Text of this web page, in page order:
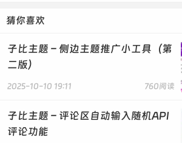
猜你喜欢
子比主题 – 侧边主题推广小工具（第
二版）
760阅读
2025-10-10 19:11
子比主题 – 评论区自动输入随机API
评论功能